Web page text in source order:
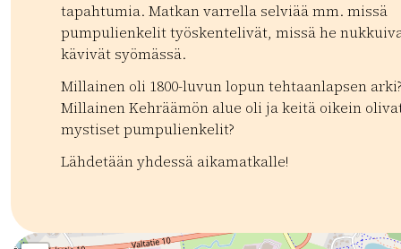
tapahtumia. Matkan varrella selviää mm. missä
pumpulienkelit työskentelivät, missä he
kävivät syömässä.
Millainen oli 1800-luvun lopun tehtaanlapsen
Millainen Kehräämön alue oli ja keitä oikein
mystiset pumpulienkelit?
Lähdetään yhdessä aikamatkalle!